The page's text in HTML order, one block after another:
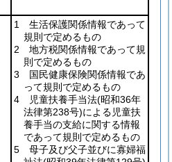
1 生活保護関係情報であって
規則で定めるもの
2 地方税関係情報であって規
則で定めるもの
3 国民健康保険関係情報であ
って規則で定めるもの
4 児童扶養手当法(昭和36年
法律第238号)による児童扶
養手当の支給に関する情報
であって規則で定めるもの
5 母子及び父子並びに寡婦福